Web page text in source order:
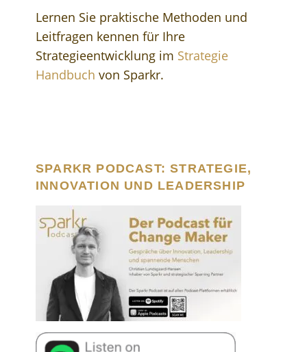
Lernen Sie praktische Methoden und
Leitfragen kennen für Ihre
Strategieentwicklung im Strategie
Handbuch von Sparkr.
SPARKR PODCAST: STRATEGIE,
INNOVATION UND LEADERSHIP